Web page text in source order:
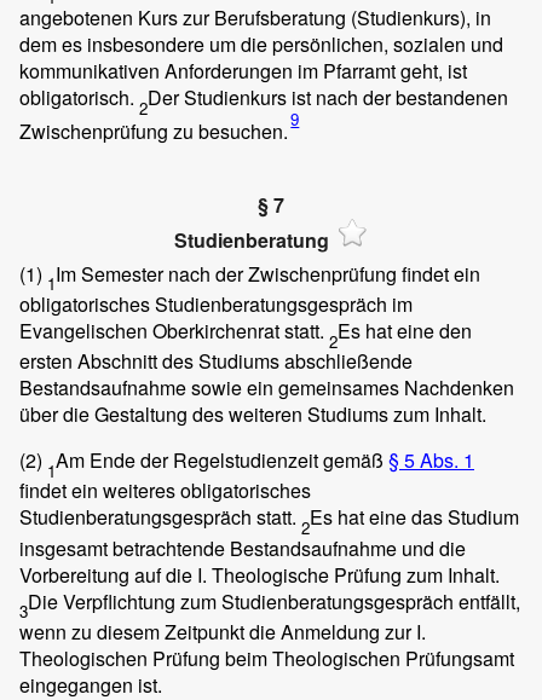
angebotenen Kurs zur Berufsberatung (Studienkurs), in
dem es insbesondere um die persönlichen, sozialen und
kommunikativen Anforderungen im Pfarramt geht, ist
obligatorisch. 2Der Studienkurs ist nach der bestandenen
Zwischenprüfung zu besuchen.9
§ 7
Studienberatung
(1) 1Im Semester nach der Zwischenprüfung findet ein
obligatorisches Studienberatungsgespräch im
Evangelischen Oberkirchenrat statt. 2Es hat eine den
ersten Abschnitt des Studiums abschließende
Bestandsaufnahme sowie ein gemeinsames Nachdenken
über die Gestaltung des weiteren Studiums zum Inhalt.
(2) 1Am Ende der Regelstudienzeit gemäß § 5 Abs. 1
findet ein weiteres obligatorisches
Studienberatungsgespräch statt. 2Es hat eine das Studium
insgesamt betrachtende Bestandsaufnahme und die
Vorbereitung auf die I. Theologische Prüfung zum Inhalt.
3Die Verpflichtung zum Studienberatungsgespräch entfällt,
wenn zu diesem Zeitpunkt die Anmeldung zur I.
Theologischen Prüfung beim Theologischen Prüfungsamt
eingegangen ist.